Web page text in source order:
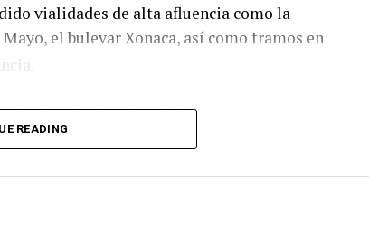
vialidades de alta afluencia como la
el bulevar Xonaca, así como tramos en
de estos frentes de trabajo, se han logrado
año, respondiendo de forma paulatina a las
administración municipal busca optimizar la
vehicular y ofrecer vialidades más seguras
READING